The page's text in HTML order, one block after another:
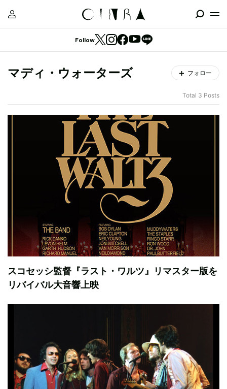
Follow
マディ・ウォーターズ フォロー
Total 3 Posts
スコセッシ監督『ラスト・ワルツ』リマスター版を
リバイバル大音響上映